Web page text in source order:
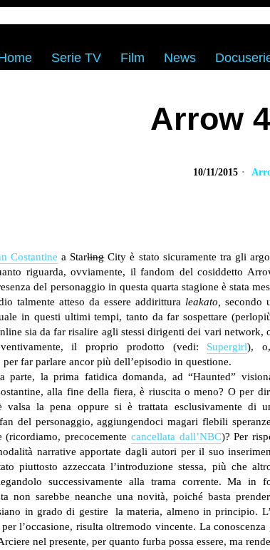
Serie TV Film News
Arrow
10/11/2015
Costantine a StarlingCity è stato sicuramente tra gli
riguarda, ovviamente, il fandom del cosiddetto
del personaggio in questa quarta stagione è stata
talmente atteso da essere addirittura leakato, secondo
in questi ultimi tempi, tanto da far sospettare
sia da far risalire agli stessi dirigenti dei vari network,
il proprio prodotto (vedi: Supergirl),
per far parlare ancor più dell’episodio in questione.
parte, la prima fatidica domanda, ad “Haunted”
alla fine della fiera, è riuscita o meno? O per
valsa la pena oppure si è trattata esclusivamente di
del personaggio, aggiungendoci magari flebili
(ricordiamo, precocemente cancellata dall’NBC)? Per
narrative apportate dagli autori per il suo
piuttosto azzeccata l’introduzione stessa, più che
successivamente alla trama corrente. Ma
non sarebbe neanche una novità, poiché basta
in grado di gestire la materia, almeno in principio.
per l’occasione, risulta oltremodo vincente. La
nel presente, per quanto furba possa essere, ma